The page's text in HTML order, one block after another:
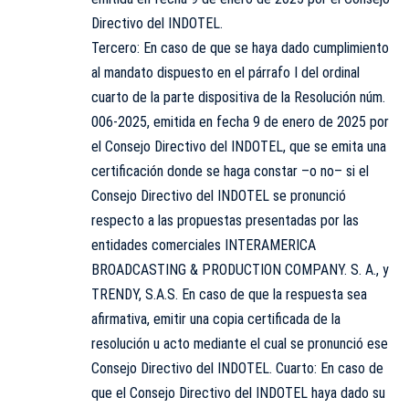
Directivo del INDOTEL.
Tercero: En caso de que se haya dado cumplimiento
al mandato dispuesto en el párrafo I del ordinal
cuarto de la parte dispositiva de la Resolución núm.
006-2025, emitida en fecha 9 de enero de 2025 por
el Consejo Directivo del INDOTEL, que se emita una
certificación donde se haga constar –o no– si el
Consejo Directivo del INDOTEL se pronunció
respecto a las propuestas presentadas por las
entidades comerciales INTERAMERICA
BROADCASTING & PRODUCTION COMPANY. S. A., y
TRENDY, S.A.S. En caso de que la respuesta sea
afirmativa, emitir una copia certificada de la
resolución u acto mediante el cual se pronunció ese
Consejo Directivo del INDOTEL. Cuarto: En caso de
que el Consejo Directivo del INDOTEL haya dado su